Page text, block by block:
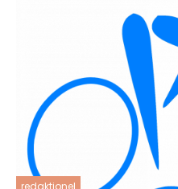
redaktionel